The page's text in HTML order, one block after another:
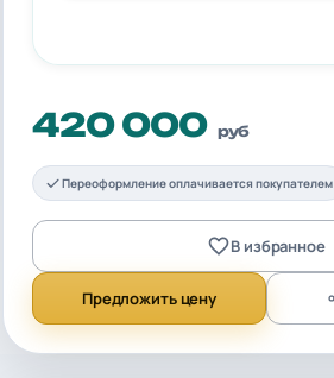
420 000 руб
Переоформление оплачивается покупателем
В избранное
Предложить цену